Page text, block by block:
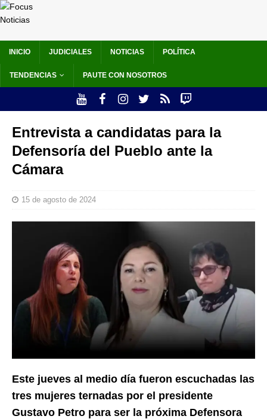
INICIO JUDICIALES NOTICIAS POLÍTICA
TENDENCIAS PAUTE CON NOSOTROS
Entrevista a candidatas para la
Defensoría del Pueblo ante la
Cámara
15 de agosto de 2024
Este jueves al medio día fueron escuchadas las
tres mujeres ternadas por el presidente
Gustavo Petro para ser la próxima Defensora